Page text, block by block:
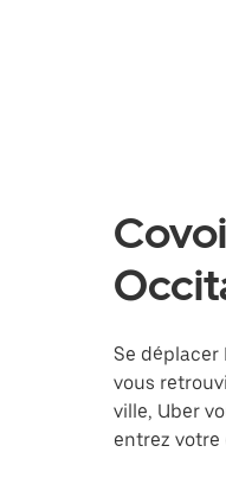
Se déplacer
vous
ville, Uber
entrez